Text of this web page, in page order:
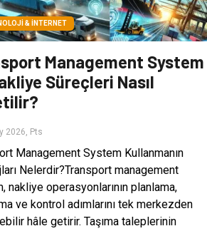
& İNTERNET
Management System
Süreçleri Nasıl
2026, Pts
Management System Kullanmanın
Nelerdir?Transport management
nakliye operasyonlarının planlama,
ve kontrol adımlarını tek merkezden
hâle getirir. Taşıma taleplerinin